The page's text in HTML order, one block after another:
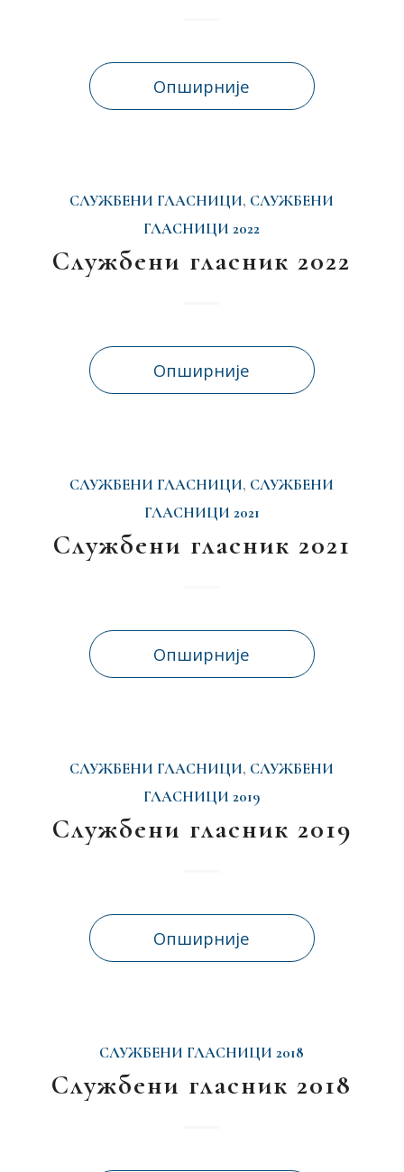
Опширније
СЛУЖБЕНИ ГЛАСНИЦИ, СЛУЖБЕНИ
ГЛАСНИЦИ 2022
Службени гласник 2022
Опширније
СЛУЖБЕНИ ГЛАСНИЦИ, СЛУЖБЕНИ
ГЛАСНИЦИ 2021
Службени гласник 2021
Опширније
СЛУЖБЕНИ ГЛАСНИЦИ, СЛУЖБЕНИ
ГЛАСНИЦИ 2019
Службени гласник 2019
Опширније
СЛУЖБЕНИ ГЛАСНИЦИ 2018
Службени гласник 2018